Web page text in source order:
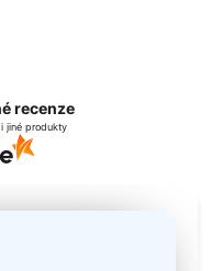
recenze
jiné produkty